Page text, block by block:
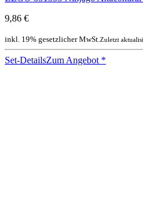
9,86 €
inkl. 19% gesetzlicher MwSt.Zuletzt
Set-DetailsZum Angebot *